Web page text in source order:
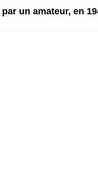
un amateur, en